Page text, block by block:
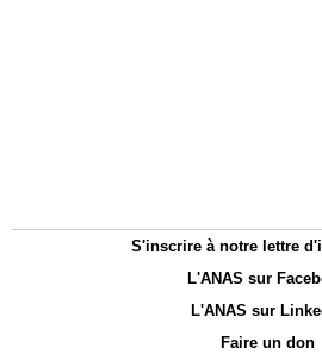
S'inscrire à notre lettre
L'ANAS sur
L'ANAS sur
Faire un don